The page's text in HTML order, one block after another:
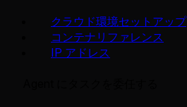
クラウド環境セットアップ
コンテナリファレンス
IP アドレス